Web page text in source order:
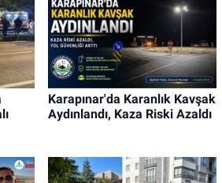
Karapınar'da Karanlık Kavşak
Aydınlandı, Kaza Riski Azaldı